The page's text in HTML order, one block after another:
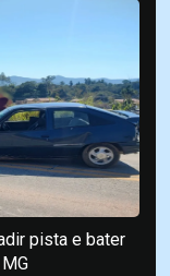
pista e bater